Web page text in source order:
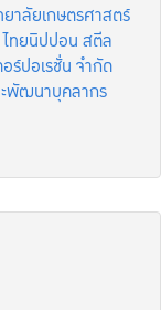
าลัยเกษตรศาสตร์
ไทยนิปปอน สตีล
ร์ปอเรชั่น จำกัด
ะพัฒนาบุคลากร